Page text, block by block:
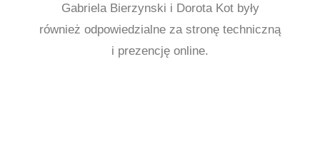
Gabriela Bierzynski i Dorota Kot były
również odpowiedzialne za stronę techniczną
i prezencję online.